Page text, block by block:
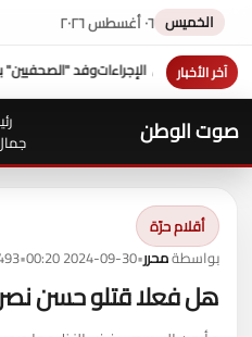
الخميس ٠٦ أغسطس ٢٠٢٦
آخر الأخبار
شكرييهنئ مجلس "نادي قضاة مصر"
صوت الوطن
أقلام حرّة
بواسطةمحرر•
2024-09-30 00:20
•
493
هل فعلا قتلو حسن نصر